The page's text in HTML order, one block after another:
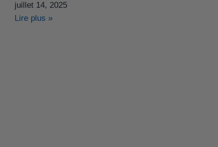
juillet 14, 2025
Lire plus »